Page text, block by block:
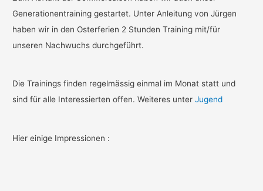
Generationentraining gestartet. Unter Anleitung von Jürgen
haben wir in den Osterferien 2 Stunden Training mit/für
unseren Nachwuchs durchgeführt.
Die Trainings finden regelmässig einmal im Monat statt und
sind für alle Interessierten offen. Weiteres unterJugend
Hier einige Impressionen :